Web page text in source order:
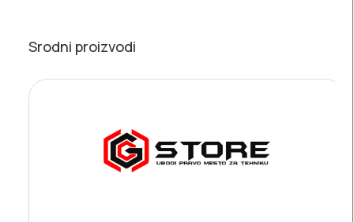
Srodni proizvodi